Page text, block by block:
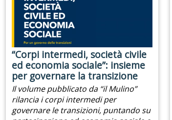
“Corpi intermedi, società civile
ed economia sociale”: insieme
per governare la transizione
Il volume pubblicato da “il Mulino”
rilancia i corpi intermedi per
governare le transizioni, puntando su